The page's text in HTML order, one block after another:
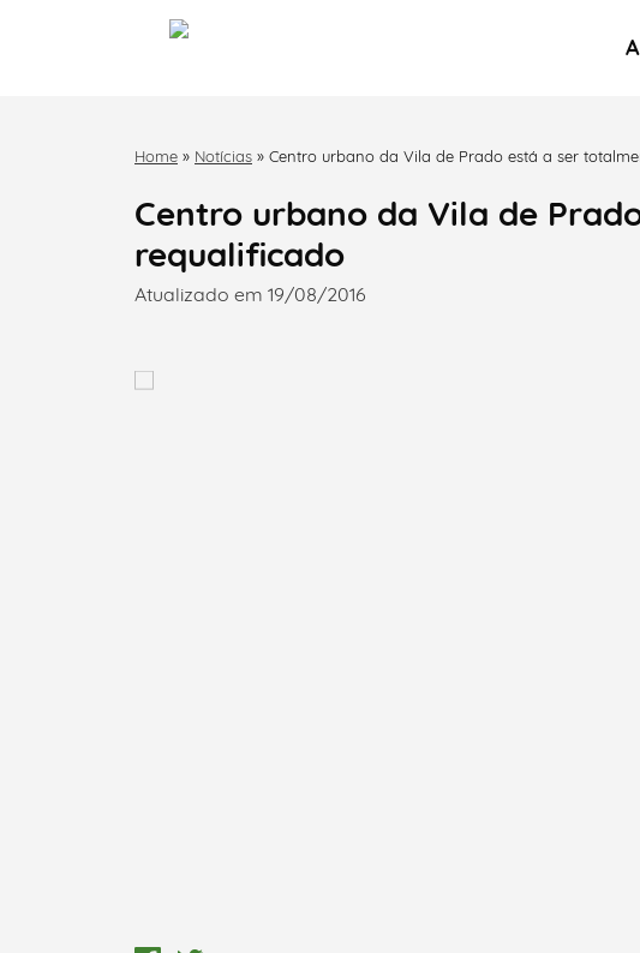
Home » Notícias » Centro urbano da Vila de Prado está a ser
Centro urbano da Vila de
requalificado
Atualizado em 19/08/2016